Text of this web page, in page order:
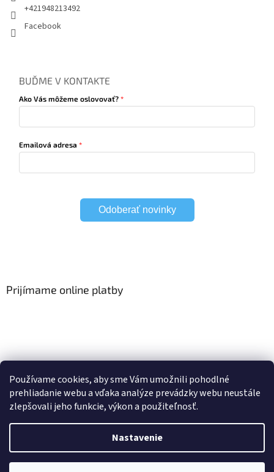
Používame cookies, aby sme Vám umožnili pohodlné
prehliadanie webu a vďaka analýze prevádzky webu neustále
zlepšovali jeho funkcie, výkon a použiteľnosť.
Nastavenie
+421948213492
Facebook
BUĎME V KONTAKTE
Ako Vás môžeme oslovovať?
Emailová adresa
Odoberať novinky
Prijímame online platby
Copyright 2026HomeSystem.sk. Všetky práva vyhradené.Upraviť